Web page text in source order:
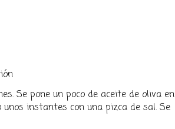
Se pone un poco de aceite de oliva en
instantes con una pizca de sal. Se